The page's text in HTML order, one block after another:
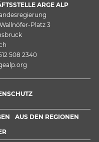
ARGE ALP
Platz 3
508 2340
AUS DEN REGIONEN